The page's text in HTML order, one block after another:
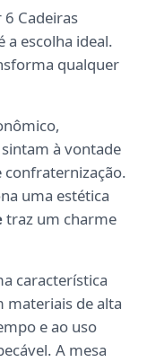
6 Cadeiras
a escolha ideal.
qualquer
à vontade
confraternização.
uma estética
traz um charme
característica
materiais de alta
e ao uso
A mesa